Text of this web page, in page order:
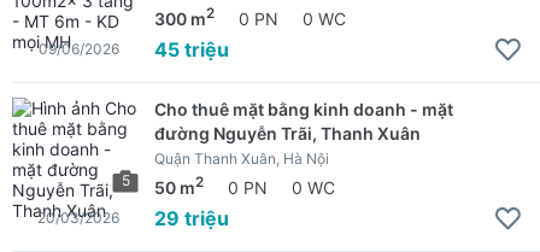
300 m2 0 PN 0 WC
45 triệu
09/06/2026
5
Cho thuê mặt bằng kinh doanh - mặt
đường Nguyễn Trãi, Thanh Xuân
Quận Thanh Xuân, Hà Nội
50 m2 0 PN 0 WC
29 triệu
20/03/2026